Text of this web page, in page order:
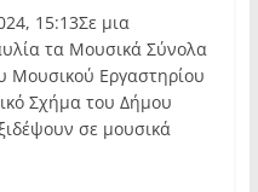
15:13Σε μια
τα Μουσικά Σύνολα
Μουσικού Εργαστηρίου
Σχήμα του Δήμου
σε μουσικά